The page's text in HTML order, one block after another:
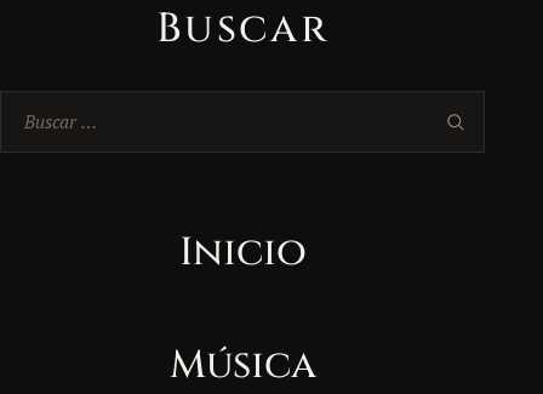
Buscar
Inicio
Música